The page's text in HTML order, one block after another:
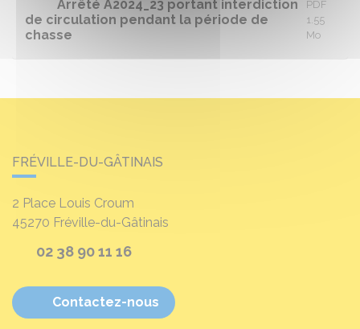
Arrêté A2024_23 portant interdiction
de circulation pendant la période de
chasse
PDF
1.55
Mo
FRÉVILLE-DU-GÂTINAIS
2 Place Louis Croum
45270 Fréville-du-Gâtinais
02 38 90 11 16
Contactez-nous